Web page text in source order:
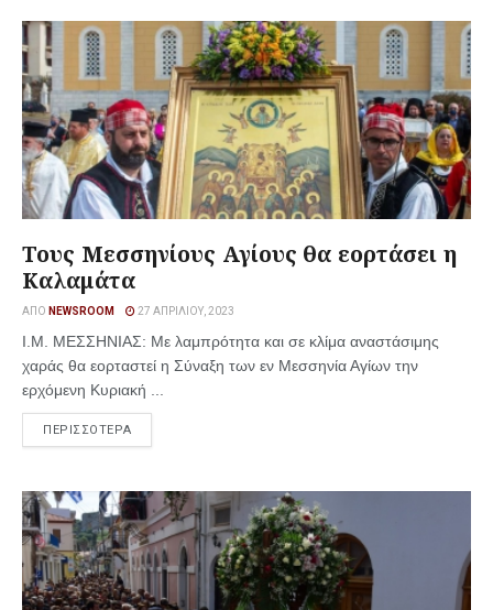
Τους Μεσσηνίους Αγίους θα εορτάσει η
Καλαμάτα
ΑΠΌ NEWSROOM 27 ΑΠΡΙΛΊΟΥ, 2023
Ι.Μ. ΜΕΣΣΗΝΙΑΣ: Με λαμπρότητα και σε κλίμα αναστάσιμης
χαράς θα εορταστεί η Σύναξη των εν Μεσσηνία Αγίων την
ερχόμενη Κυριακή ...
ΠΕΡΙΣΣΟΤΕΡΑ